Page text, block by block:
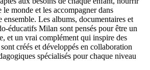
monde et les accompagner dans
ensemble. Les albums, documentaires et
éducatifs Milan sont pensés pour être un
et un vrai complément qui inspire des
créés et développés en collaboration
spécialisés pour chaque niveau